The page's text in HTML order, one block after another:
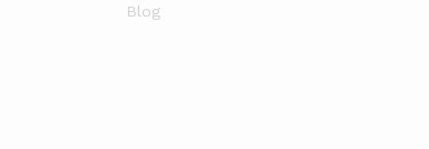
Blog